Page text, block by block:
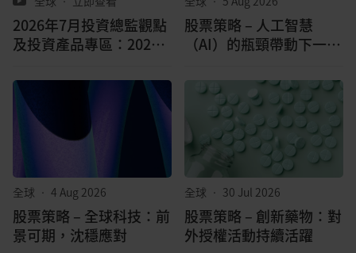
2026年7月投資總監觀點
及投資產品專區：2026
股票策略 – 人工智慧
（AI）的瓶頸帶動下一波
全球 • 4 Aug 2026
股票策略 – 全球科技：前
景可期，沈穩應對
全球 • 30 Jul 2026
股票策略 – 創新藥物：對
外授權活動持續活躍